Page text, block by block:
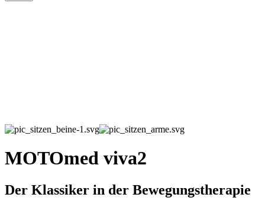
MOTOmed viva2
Der Klassiker in der Bewegungstherapie